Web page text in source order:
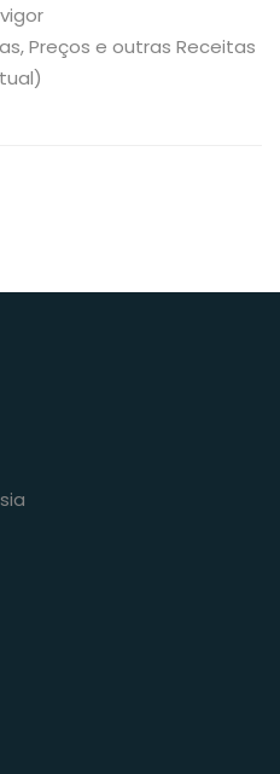
Preços e outras Receitas